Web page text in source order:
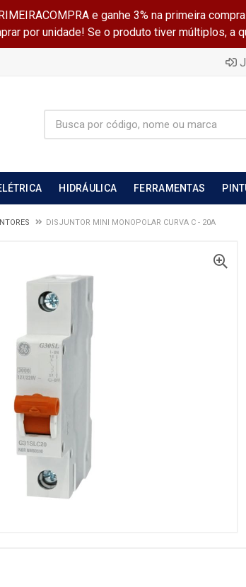
e ganhe 3% na primeira
por unidade! Se o produto tiver múltiplos, a
HIDRÁULICA FERRAMENTAS
DISJUNTOR MINI MONOPOLAR CURVA C - 20A